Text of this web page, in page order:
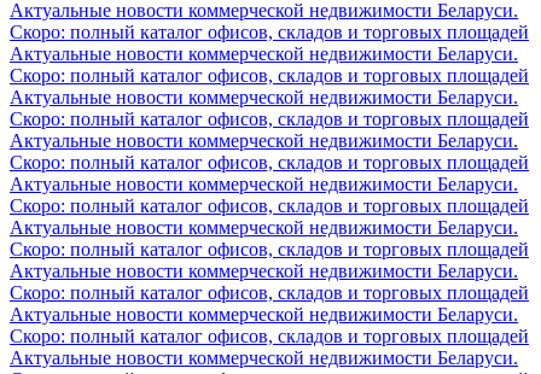
Актуальные новости коммерческой недвижимости Беларуси.
Скоро: полный каталог офисов, складов и торговых площадей
Актуальные новости коммерческой недвижимости Беларуси.
Скоро: полный каталог офисов, складов и торговых площадей
Актуальные новости коммерческой недвижимости Беларуси.
Скоро: полный каталог офисов, складов и торговых площадей
Актуальные новости коммерческой недвижимости Беларуси.
Скоро: полный каталог офисов, складов и торговых площадей
Актуальные новости коммерческой недвижимости Беларуси.
Скоро: полный каталог офисов, складов и торговых площадей
Актуальные новости коммерческой недвижимости Беларуси.
Скоро: полный каталог офисов, складов и торговых площадей
Актуальные новости коммерческой недвижимости Беларуси.
Скоро: полный каталог офисов, складов и торговых площадей
Актуальные новости коммерческой недвижимости Беларуси.
Скоро: полный каталог офисов, складов и торговых площадей
Актуальные новости коммерческой недвижимости Беларуси.